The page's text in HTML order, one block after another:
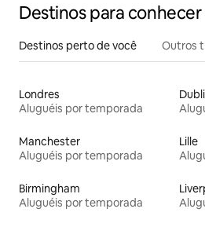
Destinos para conhecer
Destinos perto de você Outros
Londres
Aluguéis por temporada
Manchester
Aluguéis por temporada
Lille
Birmingham
Aluguéis por temporada